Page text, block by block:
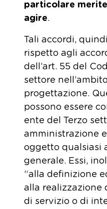
particolare
agire.
Tali accordi,
rispetto agli
dell’art. 55 del
settore
progettazione.
possono essere
ente del Terzo
amministrazione
oggetto qualsiasi
generale. Essi,
“alla definizione
alla realizzazione
di servizio o di